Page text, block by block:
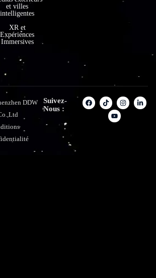
et villes
intelligentes
XR et
Expériences
Immersives
DDW
Suivez-
Nous :